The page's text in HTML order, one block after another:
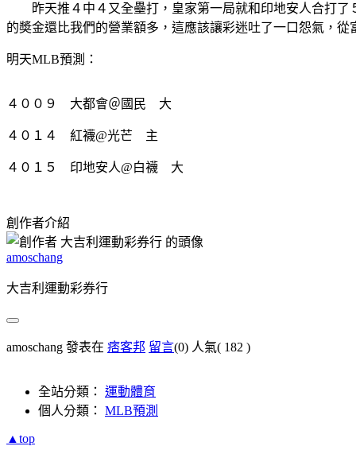
昨天推４中４又全壘打，皇家第一局就和印地安人合打了
的奬金還比我們的營業額多，這應該讓彩迷吐了一口怨氣，
明天MLB預測：
４００９ 大都會＠國民 大
４０１４ 紅襪@光芒 主
４０１５ 印地安人@白襪 大
創作者介紹
amoschang
大吉利運動彩券行
amoschang 發表在 痞客邦 留言(0) 人氣( 182 )
全站分類： 運動體育
個人分類： MLB預測
▲top